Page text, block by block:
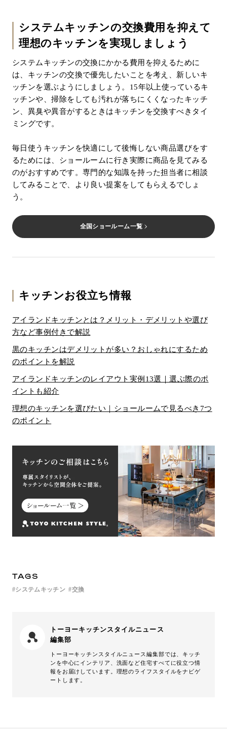
システムキッチンの交換費用を抑えて
理想のキッチンを実現しましょう
システムキッチンの交換にかかる費用を抑えるために
は、キッチンの交換で優先したいことを考え、新しいキ
ッチンを選ぶようにしましょう。15年以上使っているキ
ッチンや、掃除をしても汚れが落ちにくくなったキッチ
ン、異臭や異音がするときはキッチンを交換すべきタイ
ミングです。
毎日使うキッチンを快適にして後悔しない商品選びをす
るためには、ショールームに行き実際に商品を見てみる
のがおすすめです。専門的な知識を持った担当者に相談
してみることで、より良い提案をしてもらえるでしょ
う。
全国ショールーム一覧
キッチンお役立ち情報
アイランドキッチンとは？メリット・デメリットや選び
方など事例付きで解説
黒のキッチンはデメリットが多い？おしゃれにするため
のポイントを解説
アイランドキッチンのレイアウト実例13選｜選ぶ際のポ
イントも紹介
理想のキッチンを選びたい｜ショールームで見るべき7つ
のポイント
TAGS
システムキッチン 交換
トーヨーキッチンスタイルニュース
編集部
トーヨーキッチンスタイルニュース編集部では、キッチ
ンを中心にインテリア、洗面など住宅すべてに役立つ情
報をお届けしています。理想のライフスタイルをナビゲ
ートします。